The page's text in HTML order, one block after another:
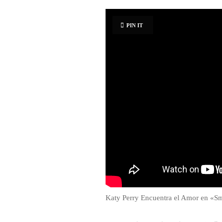
Katy Perry Encuentra el Amor en
PIN IT